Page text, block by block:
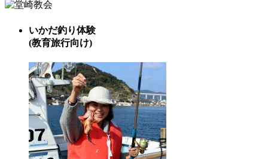
いかだ釣り体験
(教育旅行向け)